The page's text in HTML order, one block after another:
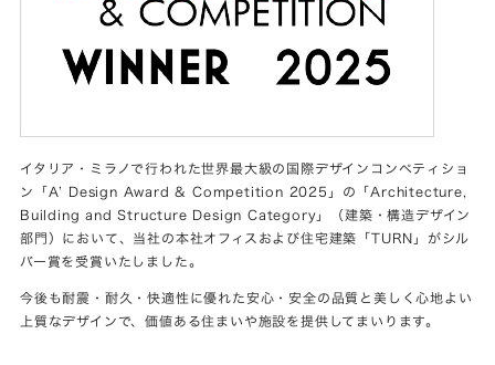
イタリア・ミラノで行われた世界最大級の国際デザインコンペティショ
ン「A’ Design Award & Competition 2025」の「Architecture,
Building and Structure Design Category」（建築・構造デザイン
部門）において、当社の本社オフィスおよび住宅建築「TURN」がシル
バー賞を受賞いたしました。
今後も耐震・耐久・快適性に優れた安心・安全の品質と美しく心地よい
上質なデザインで、価値ある住まいや施設を提供してまいります。